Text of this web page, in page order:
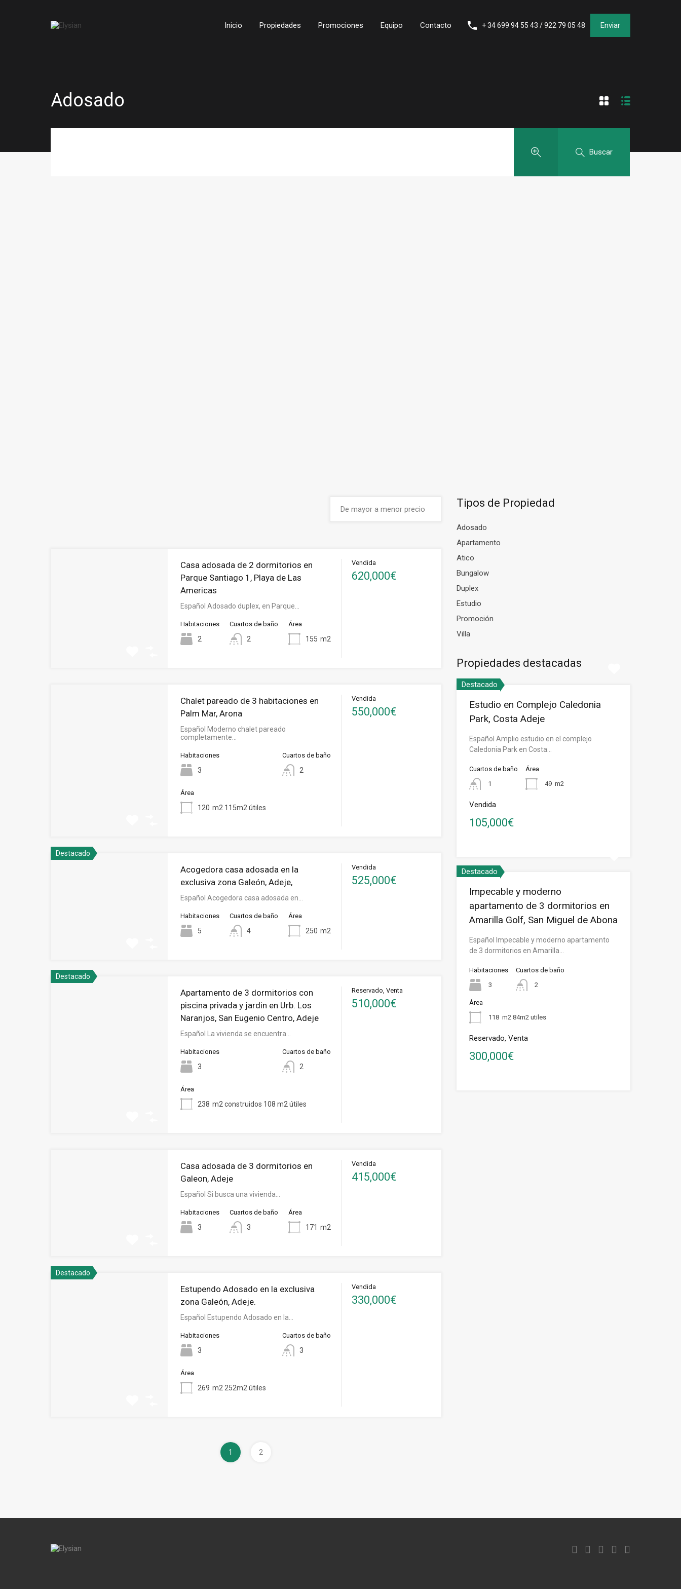
Inicio Propiedades Promociones Equipo Contacto + 34 699 94 55 43 / 922 79 05 48 Enviar
Adosado
Buscar
Casa adosada de 2 dormitorios en
Parque Santiago 1, Playa de Las
Americas
Español Adosado duplex, en Parque…
Habitaciones
2
Cuartos de baño
2
Área
155 m2
Vendida
620,000€
Chalet pareado de 3 habitaciones en
Palm Mar, Arona
Español Moderno chalet pareado
completamente…
Habitaciones
3
Cuartos de baño
2
Área
120 m2 115m2 útiles
Vendida
550,000€
Destacado
Acogedora casa adosada en la
exclusiva zona Galeón, Adeje,
Español Acogedora casa adosada en…
Habitaciones
5
Cuartos de baño
4
Área
250 m2
Vendida
525,000€
Destacado
Apartamento de 3 dormitorios con
piscina privada y jardin en Urb. Los
Naranjos, San Eugenio Centro, Adeje
Español La vivienda se encuentra…
Habitaciones
3
Cuartos de baño
2
Área
238 m2 construidos 108 m2 útiles
Reservado, Venta
510,000€
Casa adosada de 3 dormitorios en
Galeon, Adeje
Español Si busca una vivienda…
Habitaciones
3
Cuartos de baño
3
Área
171 m2
Vendida
415,000€
Destacado
Estupendo Adosado en la exclusiva
zona Galeón, Adeje.
Español Estupendo Adosado en la…
Habitaciones
3
Cuartos de baño
3
Área
269 m2 252m2 útiles
Vendida
330,000€
1 2
Tipos de Propiedad
Adosado
Apartamento
Atico
Bungalow
Duplex
Estudio
Promoción
Villa
Propiedades destacadas
Destacado
Estudio en Complejo Caledonia
Park, Costa Adeje
Español Amplio estudio en el complejo
Caledonia Park en Costa…
Cuartos de baño
1
Área
49 m2
Vendida
105,000€
Destacado
Impecable y moderno
apartamento de 3 dormitorios en
Amarilla Golf, San Miguel de Abona
Español Impecable y moderno apartamento
de 3 dormitorios en Amarilla…
Habitaciones
3
Cuartos de baño
2
Área
118 m2 84m2 utiles
Reservado, Venta
300,000€